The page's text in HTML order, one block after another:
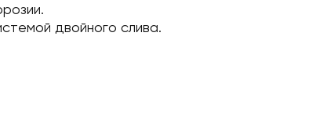
двойного слива.